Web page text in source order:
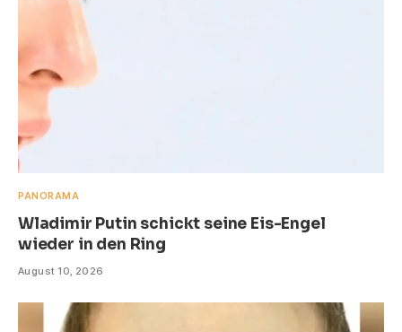
PANORAMA
Wladimir Putin schickt seine Eis-Engel
wieder in den Ring
August 10, 2026